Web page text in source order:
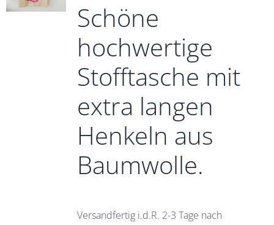
Schöne
hochwertige
Stofftasche mit
extra langen
Henkeln aus
Baumwolle.
Versandfertig i.d.R. 2-3 Tage nach